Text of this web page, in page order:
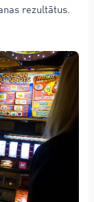
rezultātus.